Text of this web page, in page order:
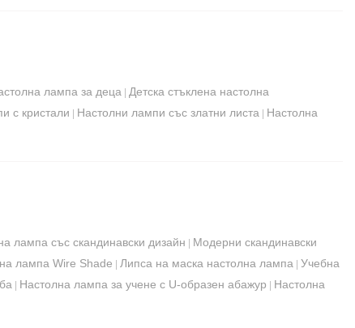
лампа за деца | Детска стъклена настолна
с кристали | Настолни лампи със златни листа | Настолна
лампа със скандинавски дизайн | Модерни скандинавски
лампа Wire Shade | Липса на маска настолна лампа | Учебна
| Настолна лампа за учене с U-образен абажур | Настолна